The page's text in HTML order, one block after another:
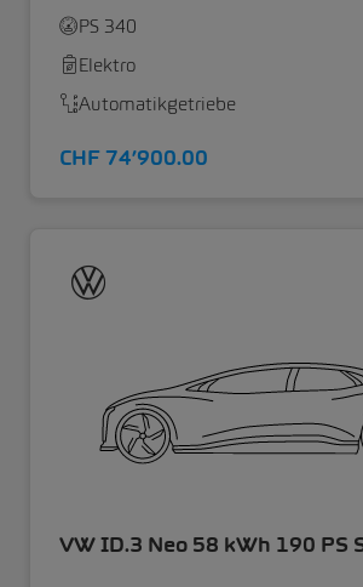
PS 340
Elektro
Automatikgetriebe
CHF 74’900.00
VW ID.3 Neo 58 kWh 190 PS